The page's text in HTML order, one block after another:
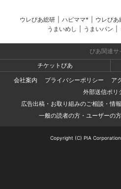
ウレぴあ総研 ハピママ* ウレぴあ
うまいめし
うまいパン
ぴあ関連サ
チケットぴあ
会社案内
プライバシーポリシー
ア
外部送信ポリ
広告出稿・お取り組みのご相談・情
一般の読者の方・ユーザーの
Copyright (C) PIA